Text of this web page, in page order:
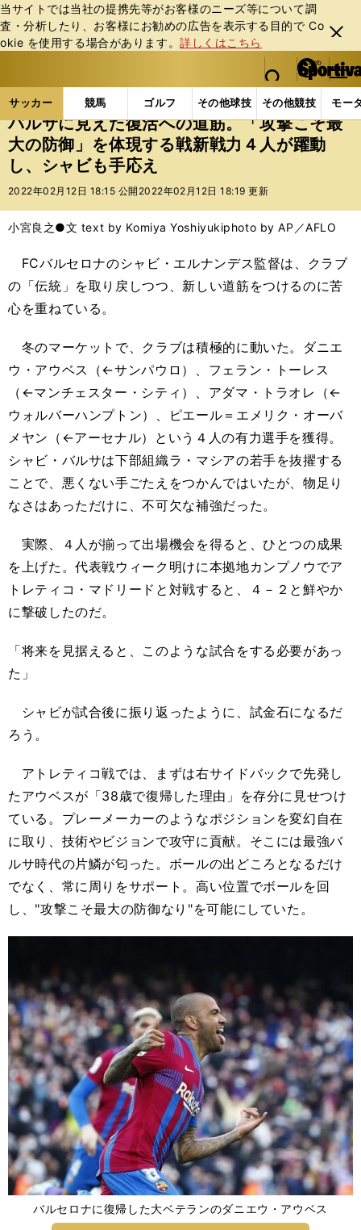
当サイトでは当社の提携先等がお客様のニーズ等について調
査・分析したり、お客様にお勧めの広告を表⽰する⽬的で Co
okie を使⽤する場合があります。詳しくはこちら
閉じ
る
web Sportiva (webスポルティーバ)
検索
マイペ
ー
ジ
メニュ
サッカー 競馬 ゴルフ その他球技 その他競技 モー
ス
ポ
ル
ー
バ
サッカーの記事一覧 海外サッカー 海外サッカー
バルサに見えた復活への道筋。「攻撃こそ最
大の防御」を体現する戦新戦力４人が躍動
し、シャビも手応え
2022年02月12日 18:15 公開 2022年02月12日 18:19 更新
小宮良之●文 text by Komiya Yoshiyukiphoto by AP／AFLO
FCバルセロナのシャビ・エルナンデス監督は、クラブ
の「伝統」を取り戻しつつ、新しい道筋をつけるのに苦
心を重ねている。
冬のマーケットで、クラブは積極的に動いた。ダニエ
ウ・アウベス（←サンパウロ）、フェラン・トーレス
（←マンチェスター・シティ）、アダマ・トラオレ（←
ウォルバーハンプトン）、ピエール＝エメリク・オーバ
メヤン（←アーセナル）という４人の有力選手を獲得。
シャビ・バルサは下部組織ラ・マシアの若手を抜擢する
ことで、悪くない手ごたえをつかんではいたが、物足り
なさはあっただけに、不可欠な補強だった。
実際、４人が揃って出場機会を得ると、ひとつの成果
を上げた。代表戦ウィーク明けに本拠地カンプノウでア
トレティコ・マドリードと対戦すると、４－２と鮮やか
に撃破したのだ。
「将来を見据えると、このような試合をする必要があっ
た」
シャビが試合後に振り返ったように、試金石になるだ
ろう。
アトレティコ戦では、まずは右サイドバックで先発し
たアウベスが「38歳で復帰した理由」を存分に見せつけ
ている。プレーメーカーのようなポジションを変幻自在
に取り、技術やビジョンで攻守に貢献。そこには最強バ
ルサ時代の片鱗が匂った。ボールの出どころとなるだけ
でなく、常に周りをサポート。高い位置でボールを回
し、"攻撃こそ最大の防御なり"を可能にしていた。
バルセロナに復帰した大ベテランのダニエウ・アウベス